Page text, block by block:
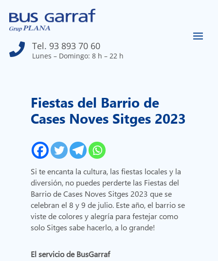
 Tel. 93 893 70 60
Lunes – Domingo: 8 h – 22 h
Fiestas del Barrio de
Cases Noves Sitges 2023
Si te encanta la cultura, las fiestas locales y la
diversión, no puedes perderte las Fiestas del
Barrio de Cases Noves Sitges 2023 que se
celebran el 8 y 9 de julio. Este año, el barrio se
viste de colores y alegría para festejar como
solo Sitges sabe hacerlo, a lo grande!
El servicio de BusGarraf